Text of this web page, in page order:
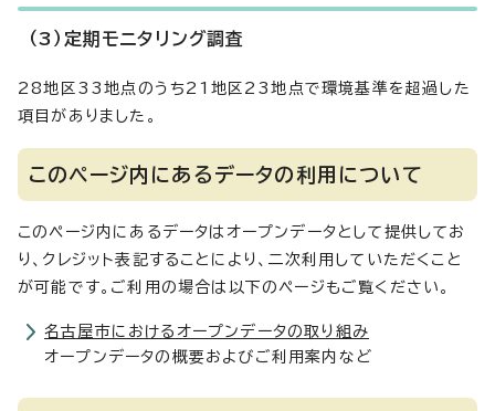
（3）定期モニタリング調査
28地区33地点のうち21地区23地点で環境基準を超過した
項目がありました。
このページ内にあるデータの利用について
このページ内にあるデータはオープンデータとして提供してお
り、クレジット表記することにより、二次利用していただくこと
が可能です。ご利用の場合は以下のページもご覧ください。
名古屋市におけるオープンデータの取り組み
オープンデータの概要およびご利用案内など